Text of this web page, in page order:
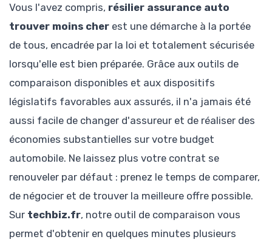
Vous l'avez compris, résilier assurance auto
trouver moins cher est une démarche à la portée
de tous, encadrée par la loi et totalement sécurisée
lorsqu'elle est bien préparée. Grâce aux outils de
comparaison disponibles et aux dispositifs
législatifs favorables aux assurés, il n'a jamais été
aussi facile de changer d'assureur et de réaliser des
économies substantielles sur votre budget
automobile. Ne laissez plus votre contrat se
renouveler par défaut : prenez le temps de comparer,
de négocier et de trouver la meilleure offre possible.
Sur techbiz.fr, notre outil de comparaison vous
permet d'obtenir en quelques minutes plusieurs